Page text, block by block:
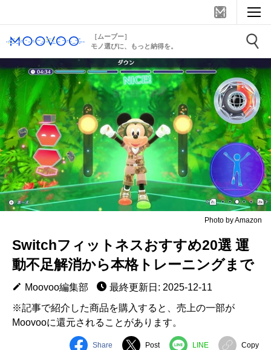
［ムーブー］
モノ選びに、もっと納得を。
Photo by Amazon
Switchフィットネスおすすめ20選 運
動不足解消から本格トレーニングまで
Moovoo編集部
最終更新日: 2025-12-11
※記事で紹介した商品を購入すると、売上の一部が
Moovooに還元されることがあります。
Share Post LINE Copy